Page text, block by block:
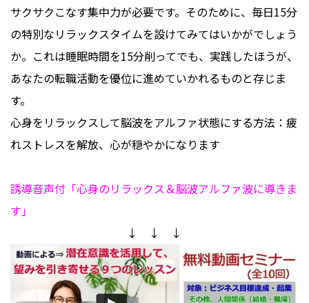
サクサクこなす集中力が必要です。そのために、毎日15分
の特別なリラックスタイムを設けてみてはいかがでしょう
か。これは睡眠時間を15分削ってでも、実践したほうが、
あなたの転職活動を優位に進めていかれるものと存じま
す。
心身をリラックスして脳波をアルファ状態にする方法：疲
れストレスを解放、心が穏やかになります
誘導音声付「心身のリラックス＆脳波アルファ波に導きま
す」
↓ ↓ ↓